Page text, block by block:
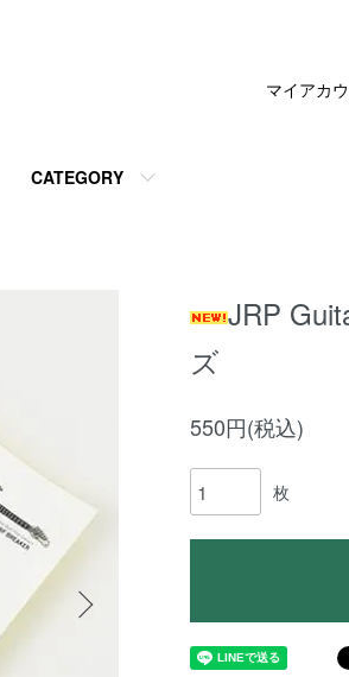
CATEGORY
マイアカ
JRP
ズ
550円(税込)
枚